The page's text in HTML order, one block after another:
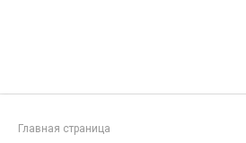
Главная страница